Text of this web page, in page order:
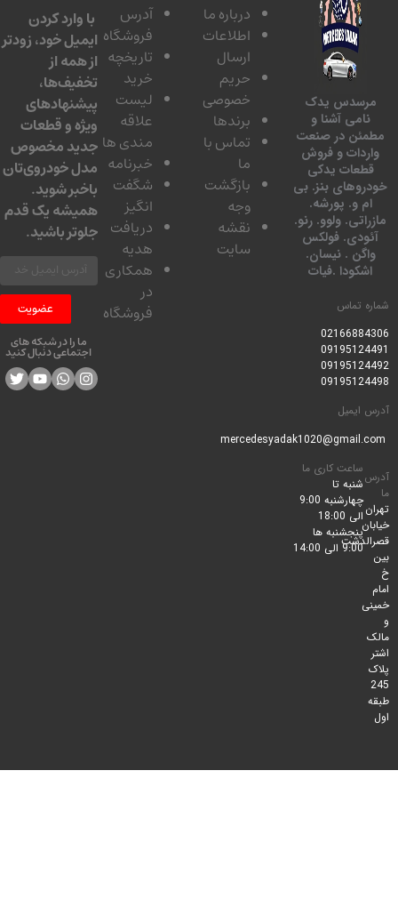
یدک
آشنا و
در صنعت
و فروش
یدکی
بنز. بی
و. پورشه.
ولوو. رنو.
فولکس
. نیسان.
.فیات
تماس
ساعت کاری ما
شنبه تا
چهارشنبه 9:00
الی 18:00
پنجشنبه ها
9:00 الی 14:00
درباره ما
اطلاعات
ارسال
حریم
خصوصی
برندها
تماس با
بازگشت
نقشه
سایت
آدرس
فروشگاه
تاریخچه
لیست
مندی ها
خبرنامه
شگفت
دریافت
همکاری
فروشگاه
با وارد کردن
ایمیل خود، زودتر
از همه از
تخفیف‌ها،
پیشنهادهای
ویژه و قطعات
جدید مخصوص
مدل خودروی‌تان
باخبر شوید.
همیشه یک قدم
جلوتر باشید.
عضویت
ما را در شبکه های
اجتماعی دنبال کنید